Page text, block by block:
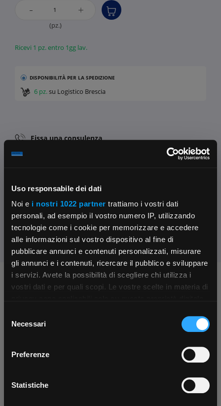
Uso responsabile dei dati
Noi e i nostri 1022 partner trattiamo i vostri dati
personali, ad esempio il vostro numero IP, utilizzando
tecnologie come i cookie per memorizzare e accedere
alle informazioni sul vostro dispositivo al fine di
pubblicare annunci e contenuti personalizzati, misurare
gli annunci e i contenuti, ricercare il pubblico e sviluppare
i servizi. Avete la possibilità di scegliere chi utilizza i
vostri dati e per quali scopi. Le vostre scelte in materia di
modificare o revocare il proprio consenso in qualsiasi
momento dalla Dichiarazione sui cookie o facendo clic
raccogliere informazioni sulla tua posizione
geografica, con un'approssimazione di qualche
delNecessari
Preferenze
Statistiche
×
App Rexel Italia
tutti i servizi ovunque tu sia!
Scarica ora
- +
(pz.)
Ricevi 1 pz. entro 1gg lav.
DISPONIBILITÀ PER LA SPEDIZIONE
6 pz.su Logistico Brescia
Fissa una consulenza
Parla con il customer care dedicato
Condividi:
Chiedi ai nostri tecnici
Ti affiancheremo passo dopo passo